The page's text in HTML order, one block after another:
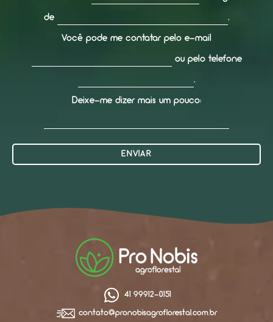
de .
Você pode me contatar pelo e-mail
ou pelo telefone
.
Deixe-me dizer mais um pouco:
41 99912-0151
contato@pronobisagroflorestal.com.br